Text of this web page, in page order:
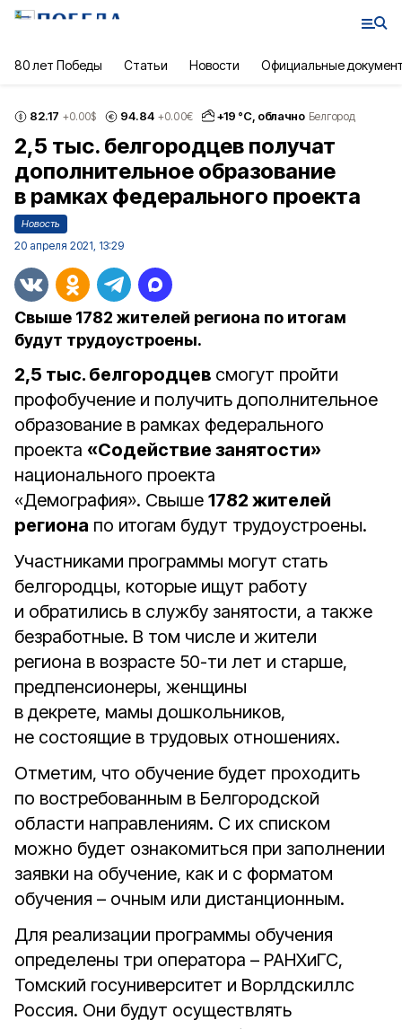
80 лет Победы Статьи Новости Официальные
82.17 +0.00$ 94.84 +0.00€ +19 °С, облачно Белгород
2,5 тыс. белгородцев получат
дополнительное образование
в рамках федерального проекта
Новость
20 апреля 2021, 13:29
Свыше 1782 жителей региона по итогам
будут трудоустроены.
2,5 тыс. белгородцев смогут пройти
профобучение и получить дополнительное
образование в рамках федерального
проекта «Содействие занятости»
национального проекта
«Демография». Свыше 1782 жителей
региона по итогам будут трудоустроены.
Участниками программы могут стать
белгородцы, которые ищут работу
и обратились в службу занятости, а также
безработные. В том числе и жители
региона в возрасте 50-ти лет и старше,
предпенсионеры, женщины
в декрете, мамы дошкольников,
не состоящие в трудовых отношениях.
Отметим, что обучение будет проходить
по востребованным в Белгородской
области направлениям. С их списком
можно будет ознакомиться при заполнении
заявки на обучение, как и с форматом
обучения – очным или дистанционным.
Для реализации программы обучения
определены три оператора – РАНХиГС,
Томский госуниверситет и Ворлдскиллс
Россия. Они будут осуществлять